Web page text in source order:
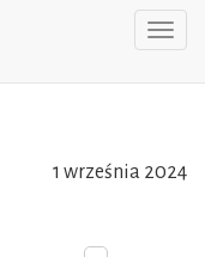
1 września 2024